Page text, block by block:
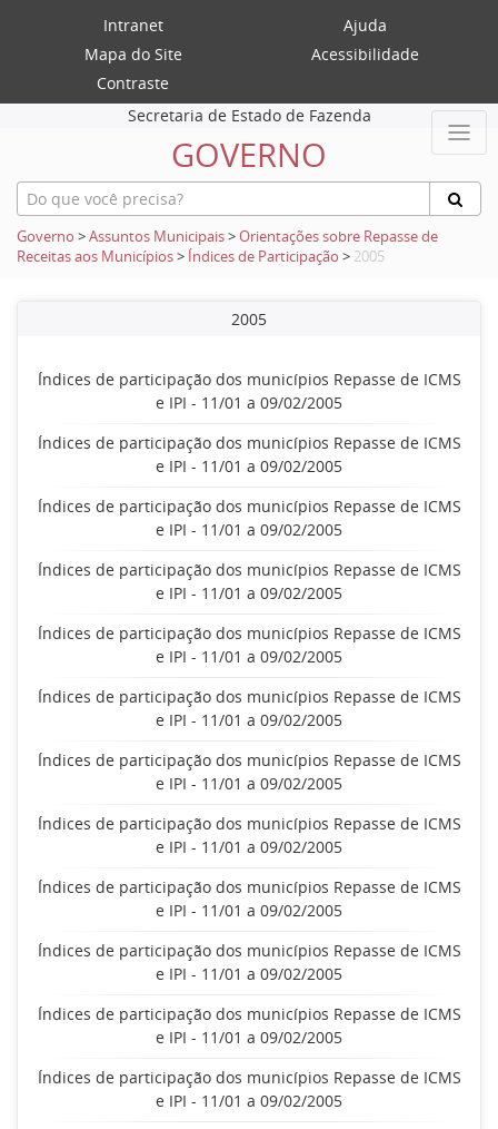
Intranet
Ajuda
Mapa do Site
Acessibilidade
Contraste
Secretaria de Estado de Fazenda
GOVERNO
Governo >Assuntos Municipais>Orientações sobre Repasse de
Receitas aos Municípios> Índices de Participação > 2005
2005
Índices de participação dos municípios Repasse de ICMS
e IPI - 11/01 a 09/02/2005
Índices de participação dos municípios Repasse de ICMS
e IPI - 11/01 a 09/02/2005
Índices de participação dos municípios Repasse de ICMS
e IPI - 11/01 a 09/02/2005
Índices de participação dos municípios Repasse de ICMS
e IPI - 11/01 a 09/02/2005
Índices de participação dos municípios Repasse de ICMS
e IPI - 11/01 a 09/02/2005
Índices de participação dos municípios Repasse de ICMS
e IPI - 11/01 a 09/02/2005
Índices de participação dos municípios Repasse de ICMS
e IPI - 11/01 a 09/02/2005
Índices de participação dos municípios Repasse de ICMS
e IPI - 11/01 a 09/02/2005
Índices de participação dos municípios Repasse de ICMS
e IPI - 11/01 a 09/02/2005
Índices de participação dos municípios Repasse de ICMS
e IPI - 11/01 a 09/02/2005
Índices de participação dos municípios Repasse de ICMS
e IPI - 11/01 a 09/02/2005
Índices de participação dos municípios Repasse de ICMS
e IPI - 11/01 a 09/02/2005